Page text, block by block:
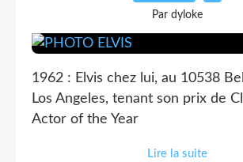
Par dyloke
1962 : Elvis chez lui, au 10538
Los Angeles, tenant son prix de
Actor of the Year
Lire la suite